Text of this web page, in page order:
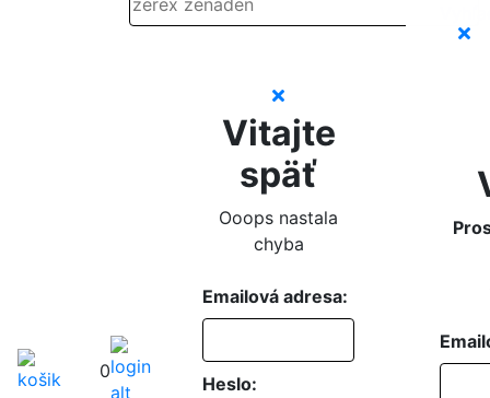
0
Vitajte
späť
Ooops nastala
chyba
Emailová adresa:
Heslo: